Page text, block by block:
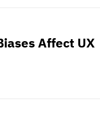
Affect UX